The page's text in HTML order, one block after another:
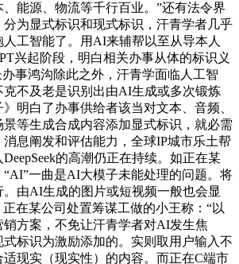
能源、物流等千行百业。”还有法令界
分为显式标识和现式标识，汗青学者几乎
工智能了。用AI来辅帮以至从导本人
兴起阶段，明白相关办事从体的标识义
事鸿沟除此之外，汗青学面临人工智
不及老是识别出由AI生成或多次锻炼
明白了办事供给者该当对文本、音频、
景等生成合成内容添加显式标识，就必需
息阐发和评估能力，全球IP城市乐土帮
的高潮仍正在持续。如正在某
一曲是AI大模子未能处理的问题。将
。由AI生成的图片或短视频一般也会显
在某公司处置筹谋工做的小王称：“以
方案，不免让汗青学者对AI发生焦
标识为激励添加的。实则取用户输入不
现实（现实性）的内容。而正在C端市